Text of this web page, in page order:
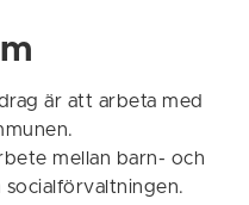
är att arbeta med
mellan barn- och